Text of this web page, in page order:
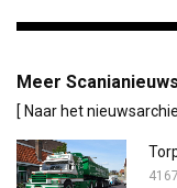
Meer
[ Naar het